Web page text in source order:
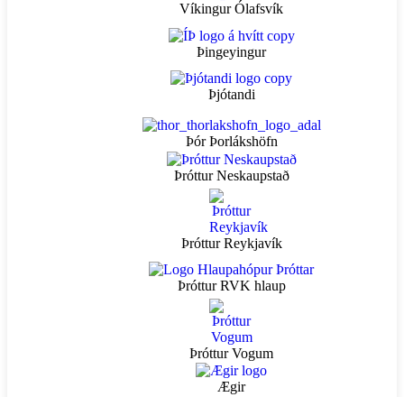
Víkingur Ólafsvík
Þingeyingur
Þjótandi
Þór Þorlákshöfn
Þróttur Neskaupstað
Þróttur Reykjavík
Þróttur RVK hlaup
Þróttur Vogum
Ægir